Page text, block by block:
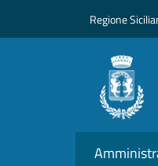
Regione